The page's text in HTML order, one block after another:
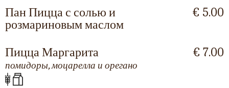
Пан Пицца с солью и
розмариновым маслом
€ 5.00
Пицца Маргарита
помидоры, моцарелла и орегано
€ 7.00